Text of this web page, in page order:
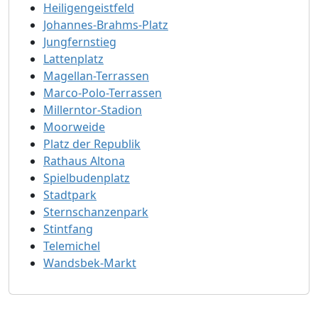
Heiligengeistfeld
Johannes-Brahms-Platz
Jungfernstieg
Lattenplatz
Magellan-Terrassen
Marco-Polo-Terrassen
Millerntor-Stadion
Moorweide
Platz der Republik
Rathaus Altona
Spielbudenplatz
Stadtpark
Sternschanzenpark
Stintfang
Telemichel
Wandsbek-Markt